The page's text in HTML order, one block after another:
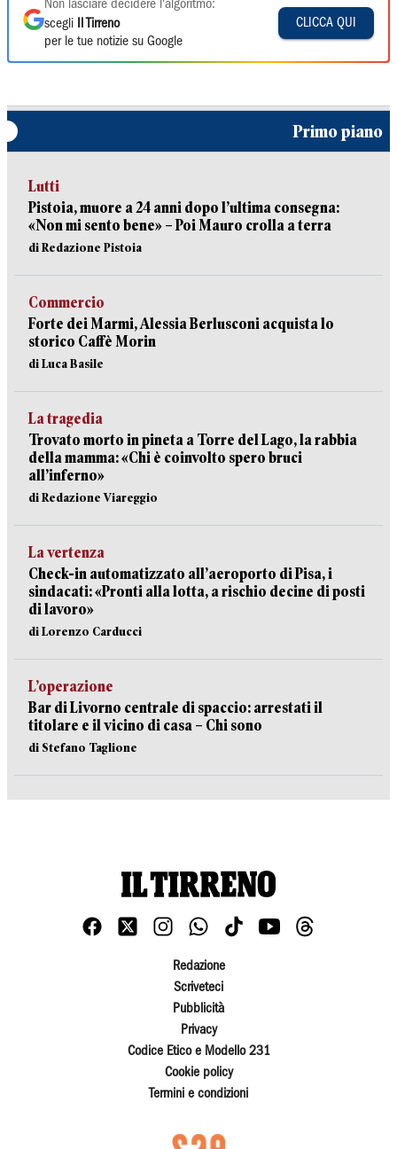
Non lasciare decidere l'algoritmo:
scegli
Il Tirreno
per le tue notizie su Google
CLICCA QUI
Primo piano
Lutti
Pistoia, muore a 24 anni dopo l’ultima consegna:
«Non mi sento bene» – Poi Mauro crolla a terra
di Redazione Pistoia
Commercio
Forte dei Marmi, Alessia Berlusconi acquista lo
storico Caffè Morin
di Luca Basile
La tragedia
Trovato morto in pineta a Torre del Lago, la rabbia
della mamma: «Chi è coinvolto spero bruci
all’inferno»
di Redazione Viareggio
La vertenza
Check-in automatizzato all’aeroporto di Pisa, i
sindacati: «Pronti alla lotta, a rischio decine di posti
di lavoro»
di Lorenzo Carducci
L’operazione
Bar di Livorno centrale di spaccio: arrestati il
titolare e il vicino di casa – Chi sono
di Stefano Taglione
Redazione
Scriveteci
Pubblicità
Privacy
Codice Etico e Modello 231
Cookie policy
Termini e condizioni